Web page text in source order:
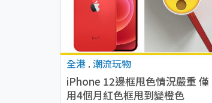
全港 . 潮流玩物
iPhone 12邊框甩色情況嚴重 僅
用4個月紅色框甩到變橙色